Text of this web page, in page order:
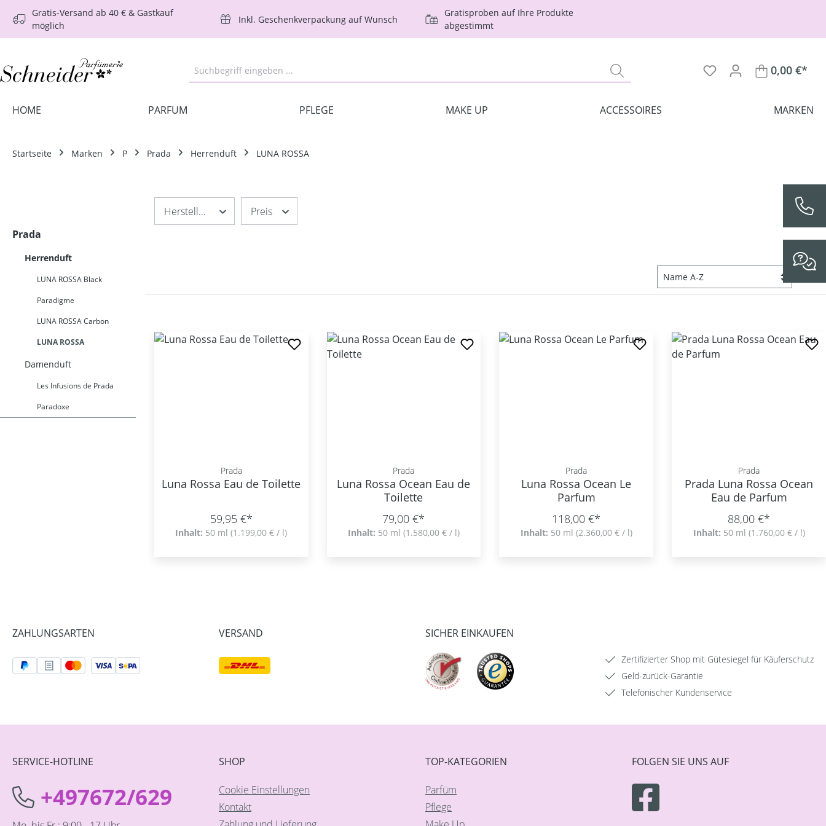
Hauptinhalt springen
Zur Suche springen
Zur Hauptnavigation springen
Gratis-Versand ab 40 € & Gastkauf
möglich
Inkl. Geschenkverpackung auf Wunsch
Gratisproben auf Ihre Produkte
abgestimmt
0,00 €*
HOME PARFUM PFLEGE MAKE UP ACCESSOIRES MARKEN
Startseite Marken P Prada Herrenduft LUNA ROSSA
Prada
Herrenduft
LUNA ROSSA Black
Paradigme
LUNA ROSSA Carbon
LUNA ROSSA
Damenduft
Les Infusions de Prada
Paradoxe
Hersteller Preis
Prada
Luna Rossa Eau de Toilette
59,95 €*
Inhalt: 50 ml(1.199,00 € / l)
Prada
Luna Rossa Ocean Eau de
Toilette
79,00 €*
Inhalt: 50 ml (1.580,00 € / l)
Prada
Luna Rossa Ocean Le
Parfum
118,00 €*
Inhalt: 50 ml (2.360,00 € / l)
Prada
Prada Luna Rossa Ocean
Eau de Parfum
88,00 €*
Inhalt: 50 ml (1.760,00 € / l)
ZAHLUNGSARTEN VERSAND SICHER EINKAUFEN
Zertifizierter Shop mit Gütesiegel für Käuferschutz
Geld-zurück-Garantie
Telefonischer Kundenservice
SERVICE-HOTLINE
+497672/629
SHOP
Cookie Einstellungen
Kontakt
TOP-KATEGORIEN
Parfüm
Pflege
FOLGEN SIE UNS AUF